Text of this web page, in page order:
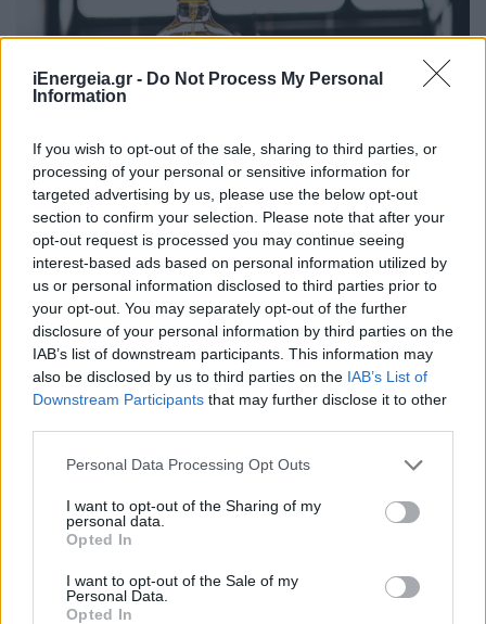
iEnergeia.gr - Do Not Process My Personal
Information
If you wish to opt-out of the sale, sharing to third parties, or
processing of your personal or sensitive information for
targeted advertising by us, please use the below opt-out
section to confirm your selection. Please note that after your
opt-out request is processed you may continue seeing
interest-based ads based on personal information utilized by
us or personal information disclosed to third parties prior to
your opt-out. You may separately opt-out of the further
disclosure of your personal information by third parties on the
IAB’s list of downstream participants. This information may
also be disclosed by us to third parties on the IAB’s List of
Downstream Participants that may further disclose it to other
Personal Data Processing Opt Outs
I want to opt-out of the Sharing of my
personal data.
Opted In
I want to opt-out of the Sale of my
Personal Data.
Opted In
Νέα Αριστερά: Άλλα 400 εκατ. ευρώ
στο βαρέλι χωρίς πάτο της ακρίβειας
στο ρεύμα
ΠΟΛΙΤΙΚΗ
21/02/2025 - 09:19